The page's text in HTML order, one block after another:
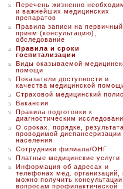
Перечень жизненно
и важнейших медицинских
препаратов
Правила записи на первичный
прием (консультацию),
обследование
Правила и сроки
госпитализации
Виды оказываемой
помощи
Показатели доступности и
качества медицинской
Страховой медицинский
Вакансии
Правила подготовки к
диагностическим
О сроках, порядке,
проводимой диспансеризации
населения
Сотрудники филиала/ОНГ
Платные медицинские услуги
Информация об адресах и
телефонах мед. организаций,
можно получить
вопросам профилактической